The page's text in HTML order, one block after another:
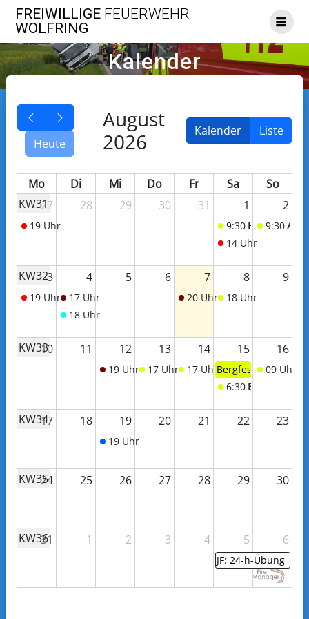
Skip
to
FREIWILLIGE FEUERWEHR
WOLFRING
Kalender